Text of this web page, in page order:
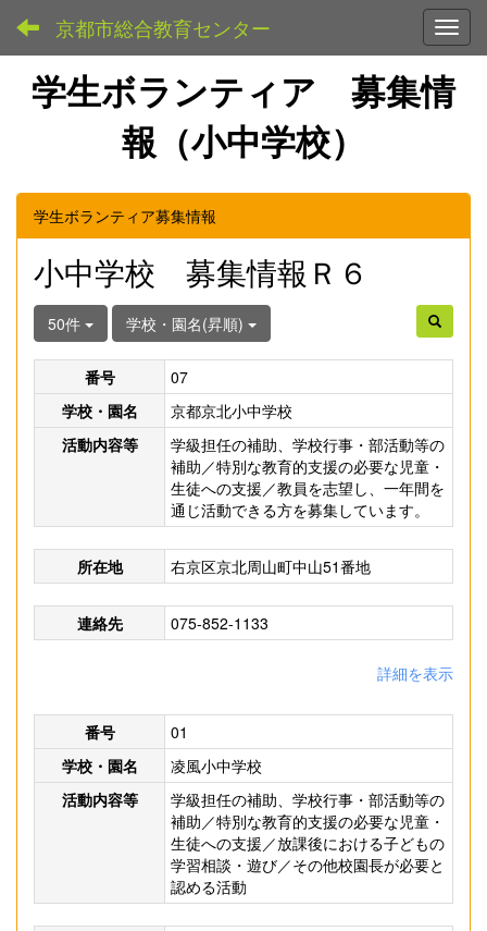
京都市総合教育センター
学生ボランティア 募集情
報（小中学校）
学生ボランティア募集情報
小中学校 募集情報Ｒ６
50件 学校・園名(昇順)
番号
07
学校・園名
京都京北小中学校
活動内容等
学級担任の補助、学校行事・部活動等の
補助／特別な教育的支援の必要な児童・
生徒への支援／教員を志望し、一年間を
通じ活動できる方を募集しています。
所在地 右京区京北周山町中山51番地
連絡先 075-852-1133
詳細を表示
番号
01
学校・園名
凌風小中学校
活動内容等
学級担任の補助、学校行事・部活動等の
補助／特別な教育的支援の必要な児童・
生徒への支援／放課後における子どもの
学習相談・遊び／その他校園長が必要と
認める活動